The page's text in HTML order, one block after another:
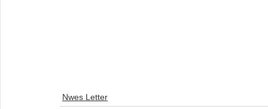
Nwes Letter